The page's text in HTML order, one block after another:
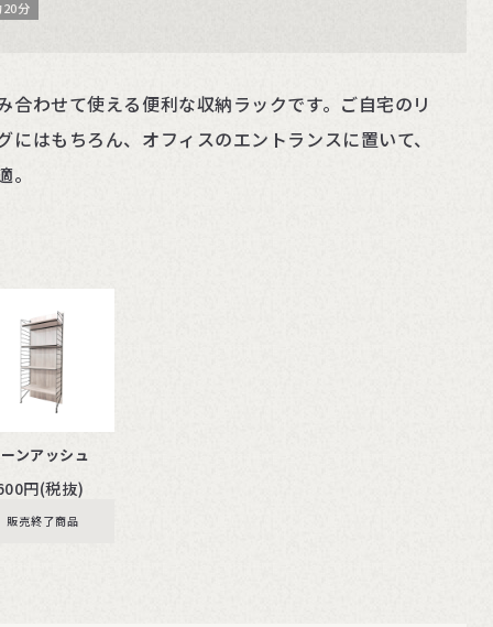
分
合わせて使える便利な収納ラックです。ご自宅のリ
にはもちろん、オフィスのエントランスに置いて、
ンアッシュ
円(税抜)
販売終了商品